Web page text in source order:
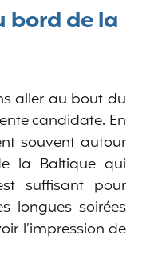
bord de la
aller au bout du
candidate. En
souvent autour
la Baltique qui
suffisant pour
longues soirées
l’impression de